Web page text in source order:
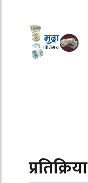
प्रतिक्रिया